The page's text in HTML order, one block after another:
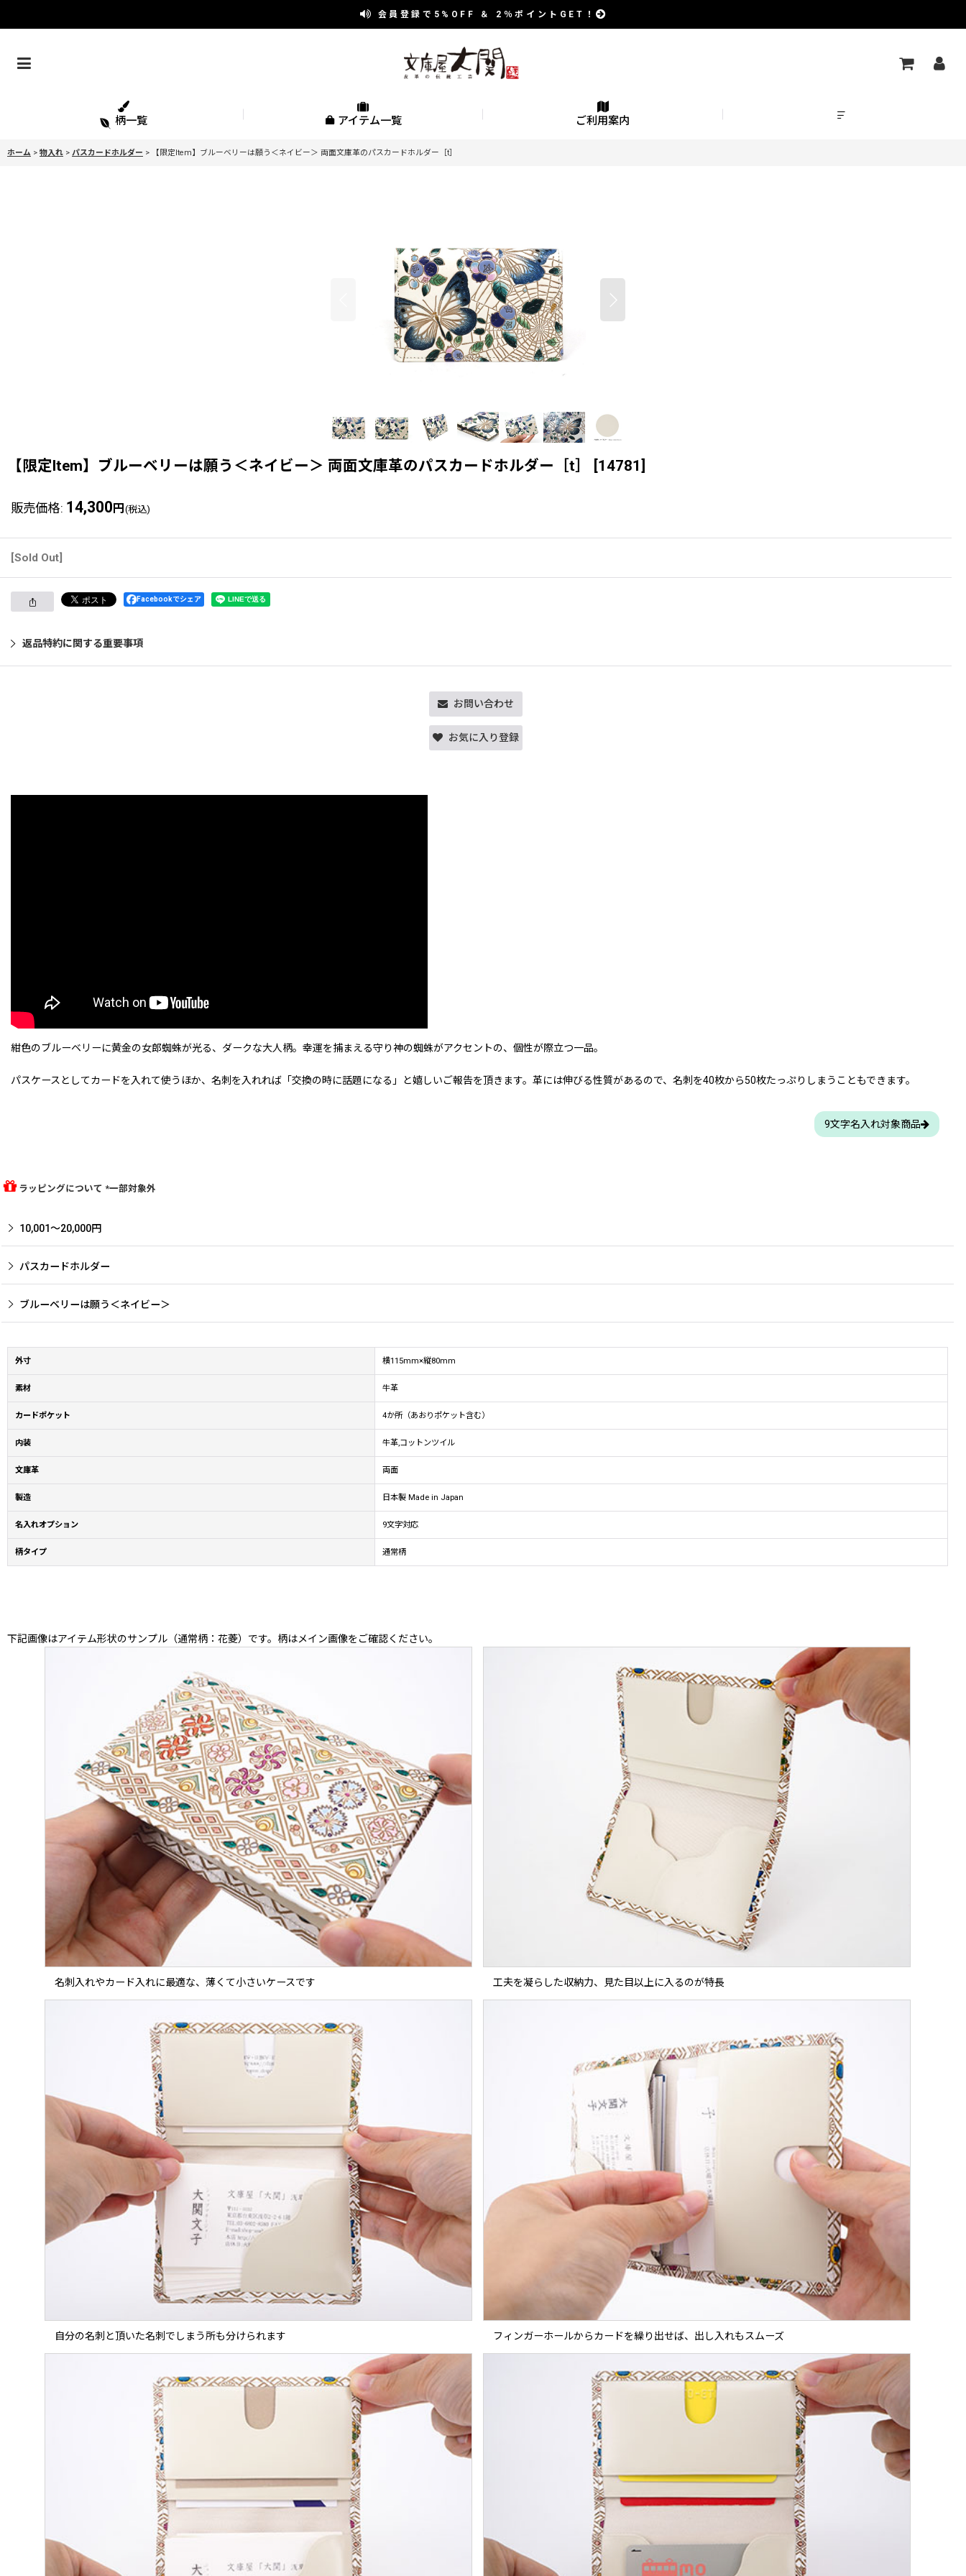
会員登録で 5%OFF ＆ 2％ポイントGET！
柄一覧 アイテム一覧 ご利用案内
ホーム > 物入れ > パスカードホルダー > 【限定Item】ブルーベリーは願う＜ネイビー＞ 両面文庫革のパスカードホルダー［t］
【限定Item】ブルーベリーは願う＜ネイビー＞ 両面文庫革のパスカードホルダー［t］ 14781
販売価格: 14,300 円 (税込)
[Sold Out]
Facebookでシェア
返品特約に関する重要事項
お問い合わせ
お気に入り登録
紺色のブルーベリーに黄金の女郎蜘蛛が光る、ダークな大人柄。幸運を捕まえる守り神の蜘蛛がアクセントの、個性が際立つ一品。
パスケースとしてカードを入れて使うほか、名刺を入れれば「交換の時に話題になる」と嬉しいご報告を頂きます。革には伸びる性質があるので、名刺を40枚から50枚たっぷりしまうこともできます。
9文字名入れ対象商品
ラッピングについて *一部対象外
10,001〜20,000円
パスカードホルダー
ブルーベリーは願う＜ネイビー＞
外寸 横115mm×縦80mm
素材 牛革
カードポケット 4か所（あおりポケット含む）
内装 牛革,コットンツイル
文庫革 両面
製造 日本製 Made in Japan
名入れオプション 9文字対応
柄タイプ 通常柄
下記画像はアイテム形状のサンプル（通常柄：花菱）です。柄はメイン画像をご確認ください。
名刺入れやカード入れに最適な、薄くて小さいケースです 工夫を凝らした収納力、見た目以上に入るのが特長
自分の名刺と頂いた名刺でしまう所も分けられます フィンガーホールからカードを繰り出せば、出し入れもスムーズ